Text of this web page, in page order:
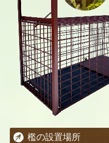
檻の設置場所